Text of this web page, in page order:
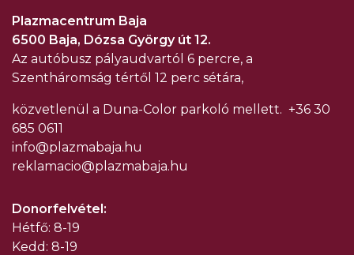
Plazmacentrum Baja
6500 Baja, Dózsa György út 12.
Az autóbusz pályaudvartól 6 percre, a
Szentháromság tértől 12 perc sétára,
közvetlenül a Duna-Color parkoló mellett. +36 30
685 0611
info@plazmabaja.hu
reklamacio@plazmabaja.hu
Donorfelvétel:
Hétfő: 8-19
Kedd: 8-19